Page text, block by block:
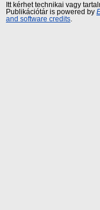
Itt kérhet technikai vagy
Publikációtár is powered by
and software credits